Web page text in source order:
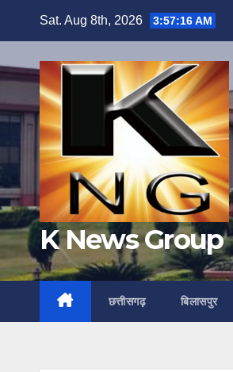
content
Sat. Aug 8th, 2026 3:57:17 AM
K News Group
छत्तीसगढ़ बिलासपुर